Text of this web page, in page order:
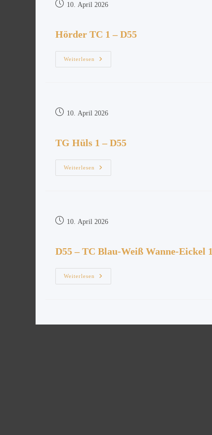
10. April 2026
Hörder TC 1 – D55
Weiterlesen
10. April 2026
TG Hüls 1 – D55
Weiterlesen
10. April 2026
D55 – TC Blau-Weiß Wanne-Eickel 1
Weiterlesen